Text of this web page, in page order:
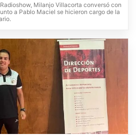
Milanjo Villacorta conversó con
a Pablo Maciel se hicieron cargo de la